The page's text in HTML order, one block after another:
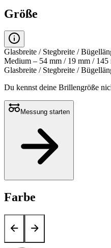
Größe
Glasbreite / Stegbreite /
Medium – 54 mm / 19 mm / 145
Glasbreite / Stegbreite /
Du kennst deine Brillengröße
Messung starten
Farbe